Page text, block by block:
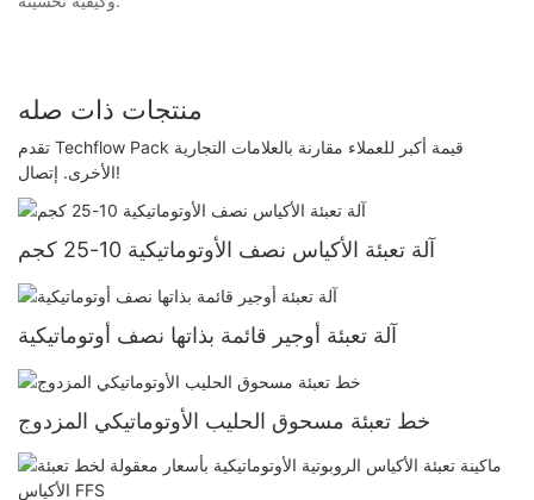
منتجات ذات صله
تقدم Techflow Pack قيمة أكبر للعملاء مقارنة بالعلامات التجارية
الأخرى. إتصال!
آلة تعبئة الأكياس نصف الأوتوماتيكية 10-25 كجم
آلة تعبئة أوجير قائمة بذاتها نصف أوتوماتيكية
خط تعبئة مسحوق الحليب الأوتوماتيكي المزدوج